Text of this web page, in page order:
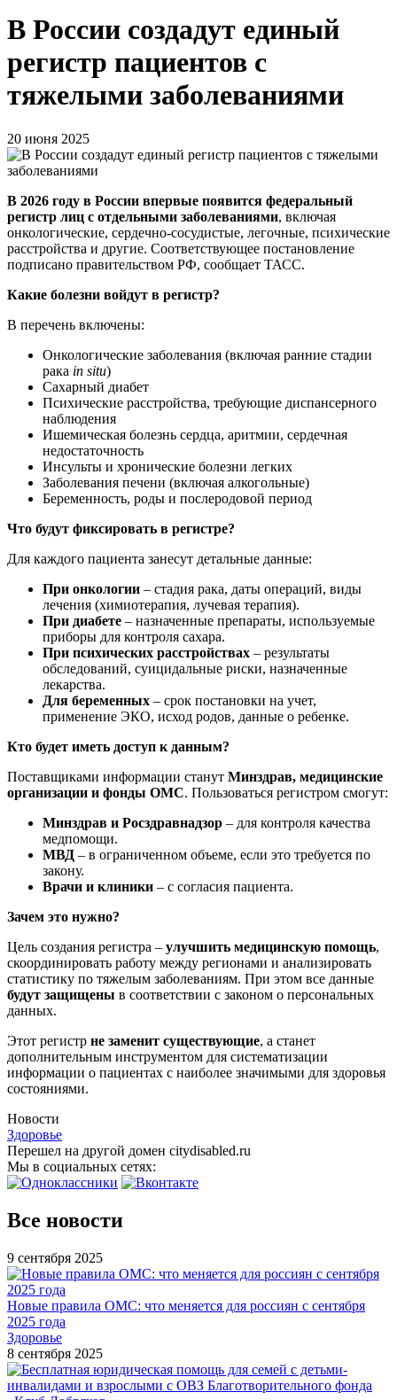
В России создадут единый
регистр пациентов с
тяжелыми заболеваниями
20 июня 2025
В 2026 году в России впервые появится федеральный
регистр лиц с отдельными заболеваниями, включая
онкологические, сердечно-сосудистые, легочные, психические
расстройства и другие. Соответствующее постановление
подписано правительством РФ, сообщает ТАСС.
Какие болезни войдут в регистр?
В перечень включены:
Онкологические заболевания (включая ранние стадии
рака in situ)
Сахарный диабет
Психические расстройства, требующие диспансерного
наблюдения
Ишемическая болезнь сердца, аритмии, сердечная
недостаточность
Инсульты и хронические болезни легких
Заболевания печени (включая алкогольные)
Беременность, роды и послеродовой период
Что будут фиксировать в регистре?
Для каждого пациента занесут детальные данные:
При онкологии – стадия рака, даты операций, виды
лечения (химиотерапия, лучевая терапия).
При диабете – назначенные препараты, используемые
приборы для контроля сахара.
При психических расстройствах – результаты
обследований, суицидальные риски, назначенные
лекарства.
Для беременных – срок постановки на учет,
применение ЭКО, исход родов, данные о ребенке.
Кто будет иметь доступ к данным?
Поставщиками информации станут Минздрав, медицинские
организации и фонды ОМС. Пользоваться регистром смогут:
Минздрав и Росздравнадзор – для контроля качества
медпомощи.
МВД – в ограниченном объеме, если это требуется по
закону.
Врачи и клиники – с согласия пациента.
Зачем это нужно?
Цель создания регистра – улучшить медицинскую помощь,
скоординировать работу между регионами и анализировать
статистику по тяжелым заболеваниям. При этом все данные
будут защищены в соответствии с законом о персональных
данных.
Этот регистр не заменит существующие, а станет
дополнительным инструментом для систематизации
информации о пациентах с наиболее значимыми для здоровья
состояниями.
Новости
Здоровье
Перешел на другой домен citydisabled.ru
Мы в социальных сетях:
Все новости
9 сентября 2025
Новые правила ОМС: что меняется для россиян с сентября
2025 года
Здоровье
8 сентября 2025